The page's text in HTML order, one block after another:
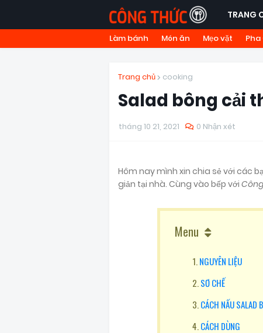
TRANG
Làm bánh Món ăn Mẹo vặt Pha
Trang chủ cooking
Salad bông cải
tháng 10 21, 2021 0 Nhận xét
Hôm nay mình xin chia sẻ với các
giản tại nhà. Cùng vào bếp với
Menu
NGUYÊN LIỆU
SƠ CHẾ
CÁCH NẤU SALAD
CÁCH DÙNG